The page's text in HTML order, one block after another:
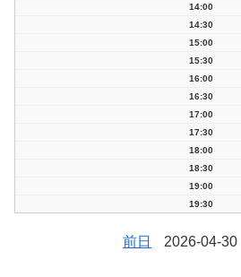
14:00
14:30
15:00
15:30
16:00
16:30
17:00
17:30
18:00
18:30
19:00
19:30
前日 2026-04-30